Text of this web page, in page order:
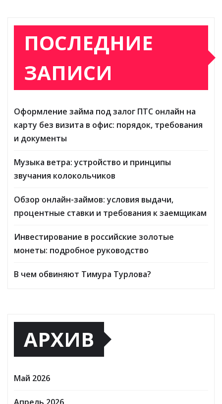
ПОСЛЕДНИЕ
ЗАПИСИ
Оформление займа под залог ПТС онлайн на
карту без визита в офис: порядок, требования
и документы
Музыка ветра: устройство и принципы
звучания колокольчиков
Обзор онлайн-займов: условия выдачи,
процентные ставки и требования к заемщикам
Инвестирование в российские золотые
монеты: подробное руководство
В чем обвиняют Тимура Турлова?
АРХИВ
Май 2026